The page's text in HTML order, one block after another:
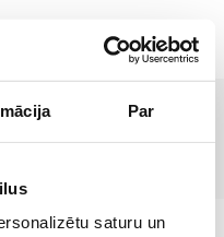
Par
saturu un
EN